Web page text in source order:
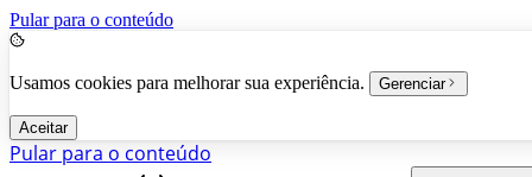
Pular para o conteúdo
Usamos cookies para melhorar sua experiência. Gerenciar
Aceitar
Pular para o conteúdo